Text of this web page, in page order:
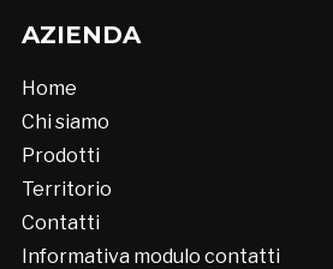
AZIENDA
Home
Chi siamo
Prodotti
Territorio
Contatti
Informativa modulo contatti